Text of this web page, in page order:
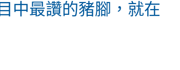
中最讚的豬腳，就在